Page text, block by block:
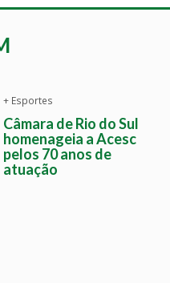
+ Esportes
Câmara de Rio do Sul
homenageia a Acesc
pelos 70 anos de
atuação